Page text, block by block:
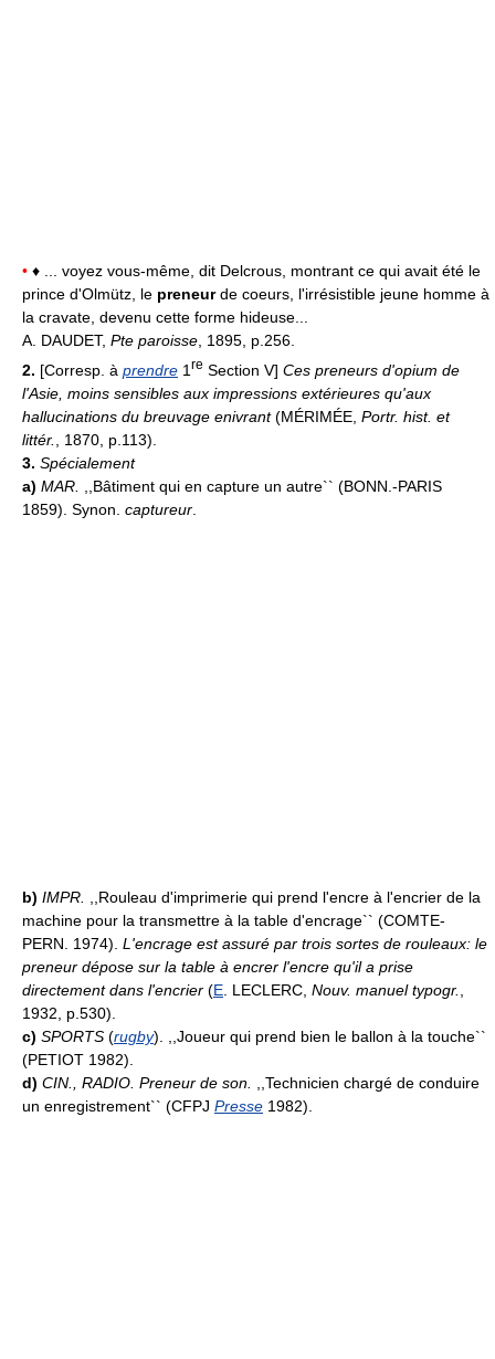
• ♦ ... voyez vous-même, dit Delcrous, montrant ce qui avait été le
prince d'Olmütz, le preneurde coeurs, l'irrésistible jeune homme à
la cravate, devenu cette forme hideuse...
A. DAUDET, Pte paroisse, 1895, p.256.
2. [Corresp. à prendre 1 re Section V] Ces preneurs d'opium de
l'Asie, moins sensibles aux impressions extérieures qu'aux
hallucinations du breuvage enivrant(MÉRIMÉE, Portr. hist. et
littér.
, 1870, p.113).
3. Spécialement
a) MAR.
,,Bâtiment qui en capture un autre`` (BONN.-PARIS
1859). Synon. captureur
b) IMPR.
,,Rouleau d'imprimerie qui prend l'encre à l'encrier de la
machine pour la transmettre à la table d'encrage`` (COMTE-
PERN. 1974). L'encrage est assuré par trois sortes de rouleaux: le
preneur dépose sur la table à encrer l'encre qu'il a prise
directement dans l'encrier (E . LECLERC, Nouv. manuel typogr.
1932, p.530).
c) SPORTS (rugby). ,,Joueur qui prend bien le ballon à la touche``
(PETIOT 1982).
d) CIN., RADIO. Preneur de son.
,,Technicien chargé de conduire
un enregistrement`` (CFPJ Presse 1982).